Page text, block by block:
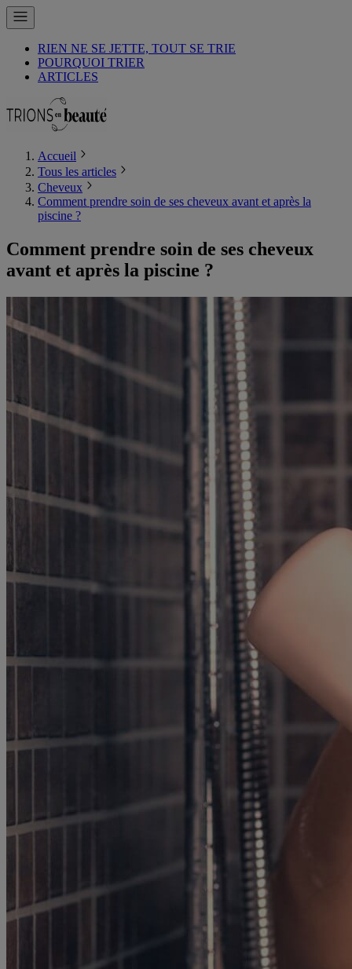
RIEN NE SE JETTE, TOUT SE TRIE
POURQUOI TRIER
ARTICLES
Accueil
Tous les articles
Cheveux
Comment prendre soin de ses cheveux avant et après la
piscine ?
Comment prendre soin de ses cheveux
avant et après la piscine ?